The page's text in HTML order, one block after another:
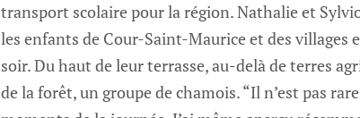
transport scolaire pour la région. Nathalie et
les enfants de Cour-Saint-Maurice et des
soir. Du haut de leur terrasse, au-delà de terres
de la forêt, un groupe de chamois. “Il n’est pas